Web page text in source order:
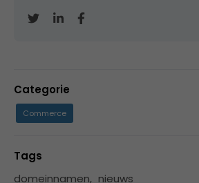
Categorie
Commerce
Tags
domeinnamen, nieuws